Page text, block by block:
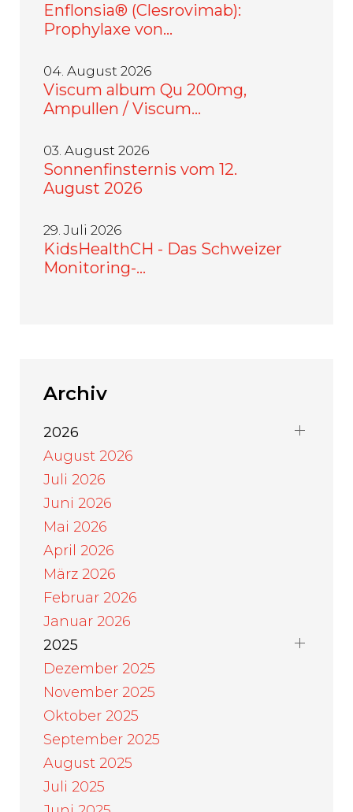
Enflonsia® (Clesrovimab):
Prophylaxe von…
04. August 2026
Viscum album Qu 200mg,
Ampullen / Viscum…
03. August 2026
Sonnenfinsternis vom 12.
August 2026
29. Juli 2026
KidsHealthCH - Das Schweizer
Monitoring-…
Archiv
2026
August 2026
Juli 2026
Juni 2026
Mai 2026
April 2026
März 2026
Februar 2026
Januar 2026
2025
Dezember 2025
November 2025
Oktober 2025
September 2025
August 2025
Juli 2025